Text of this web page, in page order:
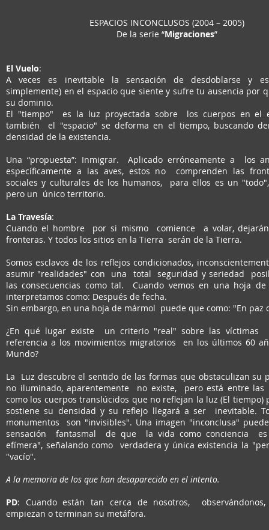
ESPACIOS INCONCLUSOS (2004 – 2005)
De la serie “Migraciones”
El Vuelo:
A veces es inevitable la sensación de desdoblarse y
simplemente) en el espacio que siente y sufre tu ausencia por
su dominio.
El "tiempo" es la luz proyectada sobre los cuerpos en el
también el "espacio" se deforma en el tiempo, buscando
densidad de la existencia.
Una “propuesta”: Inmigrar. Aplicado erróneamente a los
específicamente a las aves, estos no comprenden las
sociales y culturales de los humanos, para ellos es un
pero un único territorio.
La Travesía:
Cuando el hombre por si mismo comience a volar,
fronteras. Y todos los sitios en la Tierra serán de la Tierra.
Somos esclavos de los reflejos condicionados,
asumir "realidades" con una total seguridad y seriedad
las consecuencias como tal. Cuando vemos en una hoja de
interpretamos como: Después de fecha.
Sin embargo, en una hoja de mármol puede que como: "En paz
¿En qué lugar existe un criterio "real" sobre las víctimas
referencia a los movimientos migratorios en los últimos 60
Mundo?
La Luz descubre el sentido de las formas que obstaculizan su
no iluminado, aparentemente no existe, pero está entre
como los cuerpos translúcidos que no reflejan la luz (El tiempo)
sostiene su densidad y su reflejo llegará a ser inevitable.
monumentos son "invisibles". Una imagen "inconclusa"
sensación fantasmal de que la vida como conciencia
efímera", señalando como verdadera y única existencia la
"vacío".
A la memoria de los que han desaparecido en el intento.
PD: Cuando están tan cerca de nosotros,
empiezan o terminan su metáfora.